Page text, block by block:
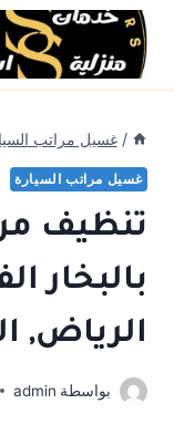
التجاوز
المحتوى
/ غسيل مراتب
غسيل مراتب السيارة
تنظيف
بالبخار
الرياض,
بواسطة admin